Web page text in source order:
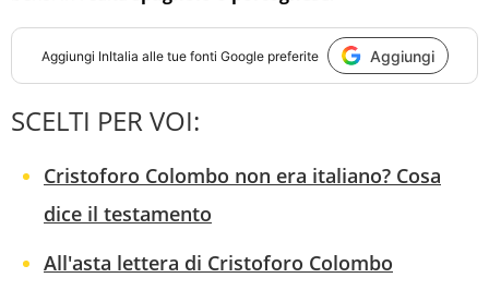
Aggiungi InItalia alle tue fonti Google preferite Aggiungi
SCELTI PER VOI:
Cristoforo Colombo non era italiano? Cosa
dice il testamento
All'asta lettera di Cristoforo Colombo